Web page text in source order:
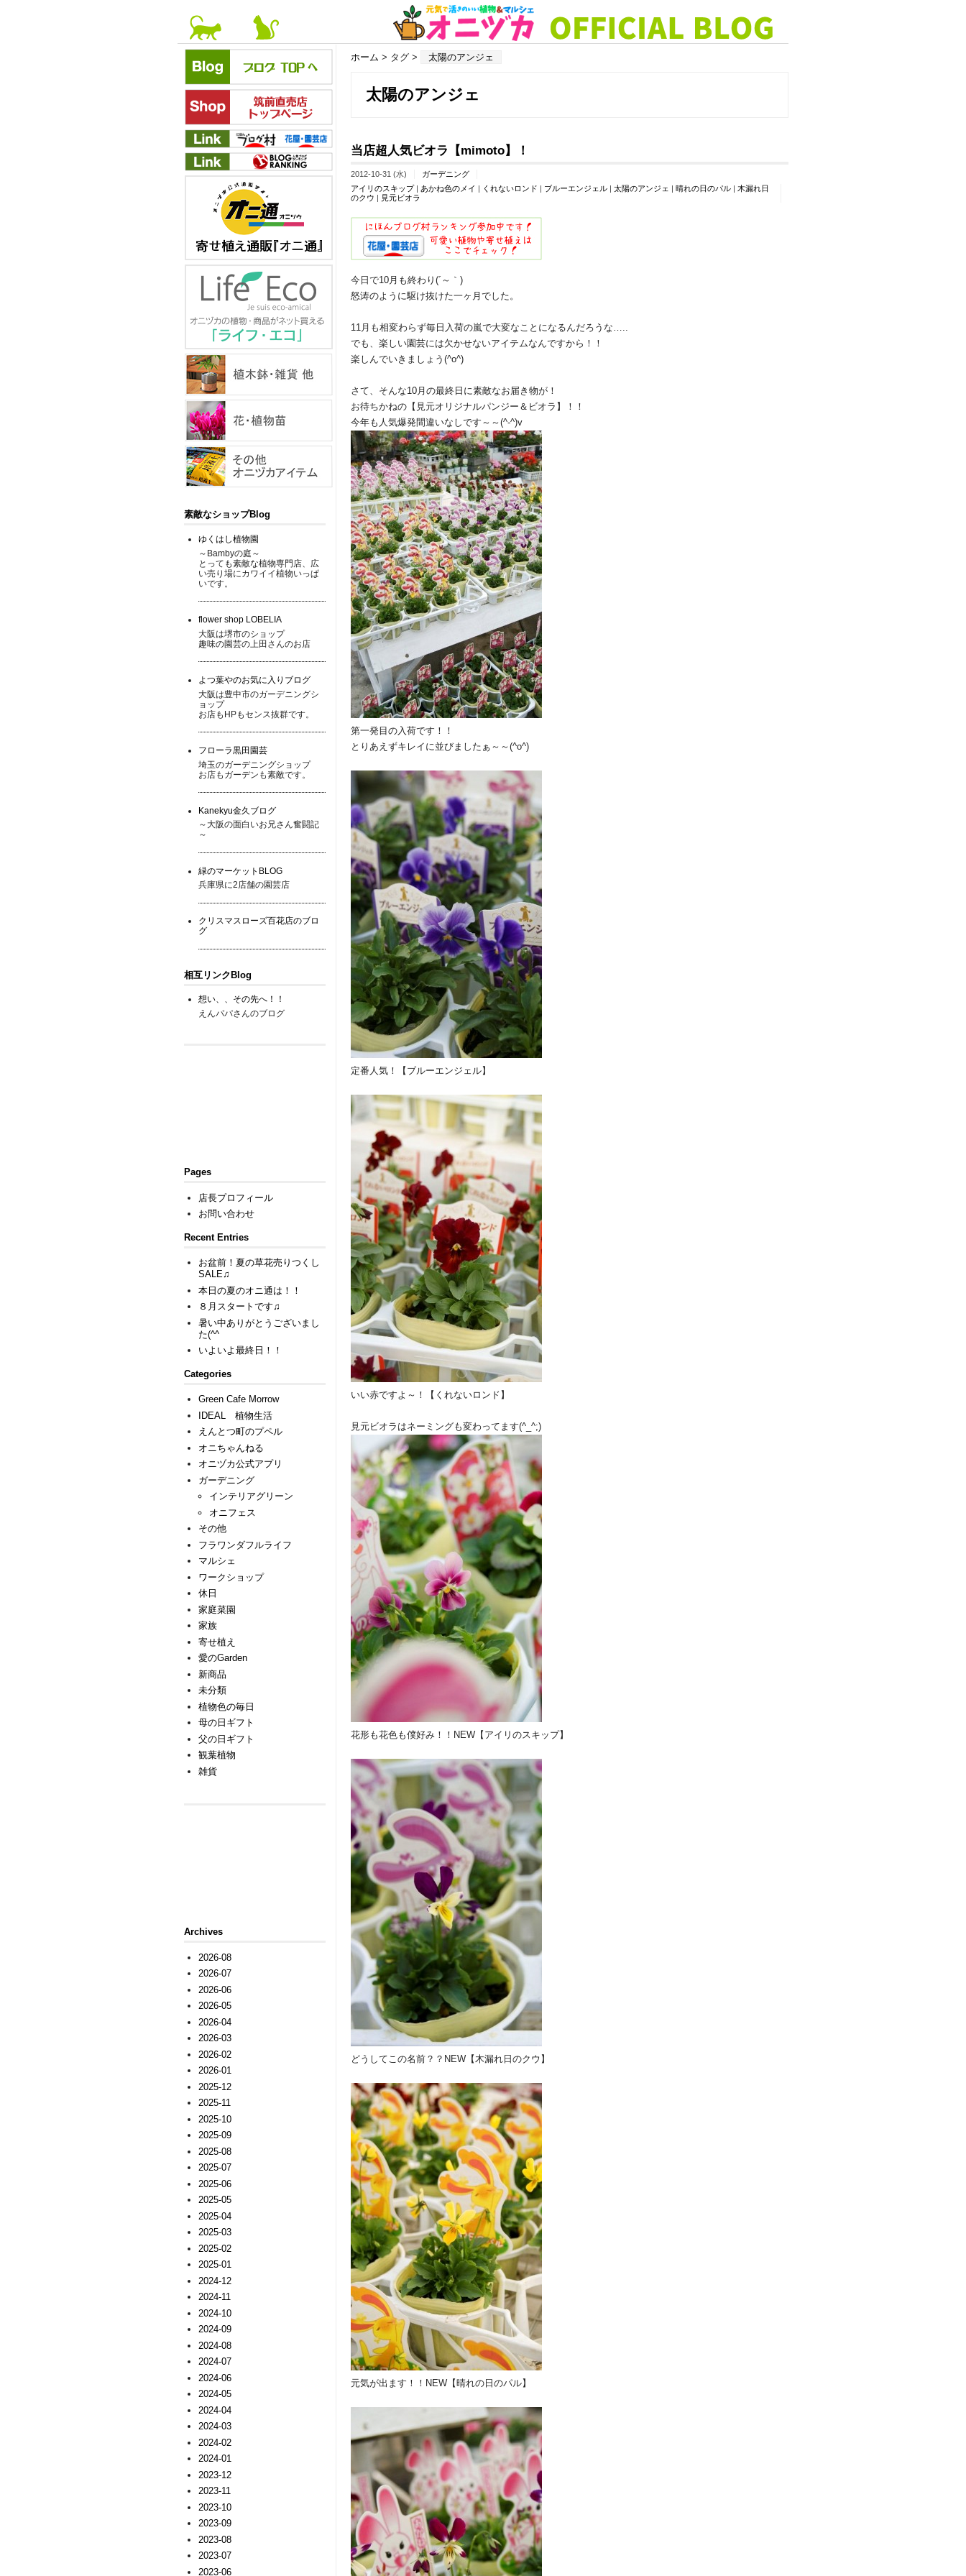
ホーム > タグ > 太陽のアンジェ
太陽のアンジェ
当店超人気ビオラ【mimoto】！
2012-10-31 (水)
ガーデニング
アイリのスキップ| あかね色のメイ | くれないロンド | ブルーエンジェル | 太陽のアンジェ | 晴れの日のパル | 木漏れ日
のクウ | 見元ビオラ
今日で10月も終わり(´～｀)
怒涛のように駆け抜けた一ヶ月でした。
11月も相変わらず毎日入荷の嵐で大変なことになるんだろうな…..
でも、楽しい園芸には欠かせないアイテムなんですから！！
楽しんでいきましょう(^o^)
さて、そんな10月の最終日に素敵なお届き物が！
お待ちかねの【見元オリジナルパンジー＆ビオラ】！！
今年も人気爆発間違いなしです～～(^-^)v
第一発目の入荷です！！
とりあえずキレイに並びましたぁ～～(^o^)
定番人気！【ブルーエンジェル】
いい赤ですよ～！【くれないロンド】
見元ビオラはネーミングも変わってます(^_^;)
花形も花色も僕好み！！NEW【アイリのスキップ】
どうしてこの名前？？NEW【木漏れ日のクウ】
元気が出ます！！NEW【晴れの日のパル】
素敵なショップBlog
ゆくはし植物園
～Bambyの庭～
とっても素敵な植物専門店、広
い売り場にカワイイ植物いっぱ
いです。
flower shop LOBELIA
大阪は堺市のショップ
趣味の園芸の上田さんのお店
よつ葉やのお気に入りブログ
大阪は豊中市のガーデニングシ
ョップ
お店もHPもセンス抜群です。
フローラ黒田園芸
埼玉のガーデニングショップ
お店もガーデンも素敵です。
Kanekyu金久ブログ
～大阪の面白いお兄さん奮闘記
～
緑のマーケットBLOG
兵庫県に2店舗の園芸店
クリスマスローズ百花店のブロ
グ
相互リンクBlog
想い、、その先へ！！
えんパパさんのブログ
Pages
店長プロフィール
お問い合わせ
Recent Entries
お盆前！夏の草花売りつくし
SALE♫
本日の夏のオニ通は！！
８月スタートです♫
暑い中ありがとうございまし
た(^^ゞ
いよいよ最終日！！
Categories
Green Cafe Morrow
IDEAL 植物生活
えんとつ町のプペル
オニちゃんねる
オニヅカ公式アプリ
ガーデニング
インテリアグリーン
オニフェス
その他
フラワンダフルライフ
マルシェ
ワークショップ
休日
家庭菜園
家族
寄せ植え
愛のGarden
新商品
未分類
植物色の毎日
母の日ギフト
父の日ギフト
観葉植物
雑貨
Archives
2026-08
2026-07
2026-06
2026-05
2026-04
2026-03
2026-02
2026-01
2025-12
2025-11
2025-10
2025-09
2025-08
2025-07
2025-06
2025-05
2025-04
2025-03
2025-02
2025-01
2024-12
2024-11
2024-10
2024-09
2024-08
2024-07
2024-06
2024-05
2024-04
2024-03
2024-02
2024-01
2023-12
2023-11
2023-10
2023-09
2023-08
2023-07
2023-06